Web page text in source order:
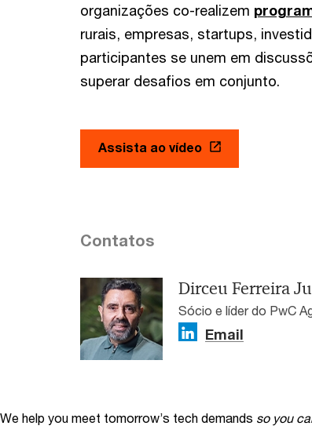
organizações co-realizem
rurais, empresas, startups,
participantes se unem em
superar desafios em conjunto.
Assista ao vídeo
Contatos
Dirceu Ferreira
Sócio e líder do PwC
Email
We help you meet tomorrow’s tech demands so you